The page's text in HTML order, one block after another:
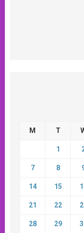
M T
1
7 8
14 15
21 22
28 29